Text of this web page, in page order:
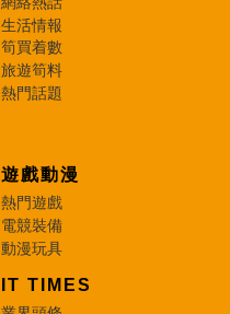
生活情報
筍買着數
旅遊筍料
熱門話題
遊戲動漫
熱門遊戲
電競裝備
動漫玩具
IT TIMES